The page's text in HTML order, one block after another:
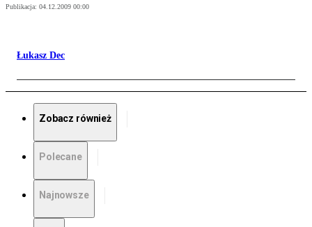
Publikacja: 04.12.2009 00:00
Łukasz Dec
Zobacz również
Polecane
Najnowsze